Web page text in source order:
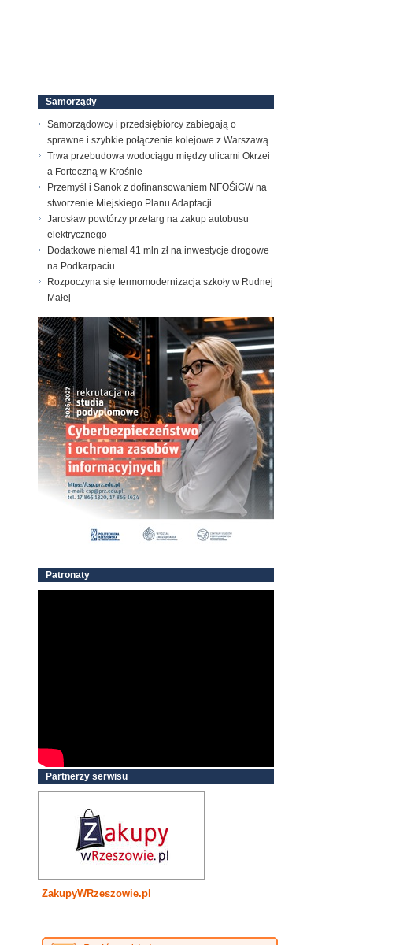
Samorządy
Samorządowcy i przedsiębiorcy zabiegają o
sprawne i szybkie połączenie kolejowe z Warszawą
Trwa przebudowa wodociągu między ulicami Okrzei
a Forteczną w Krośnie
Przemyśl i Sanok z dofinansowaniem NFOŚiGW na
stworzenie Miejskiego Planu Adaptacji
Jarosław powtórzy przetarg na zakup autobusu
elektrycznego
Dodatkowe niemal 41 mln zł na inwestycje drogowe
na Podkarpaciu
Rozpoczyna się termomodernizacja szkoły w Rudnej
Małej
Patronaty
Partnerzy serwisu
ZakupyWRzeszowie.pl